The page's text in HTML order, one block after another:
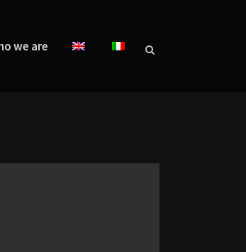
we are